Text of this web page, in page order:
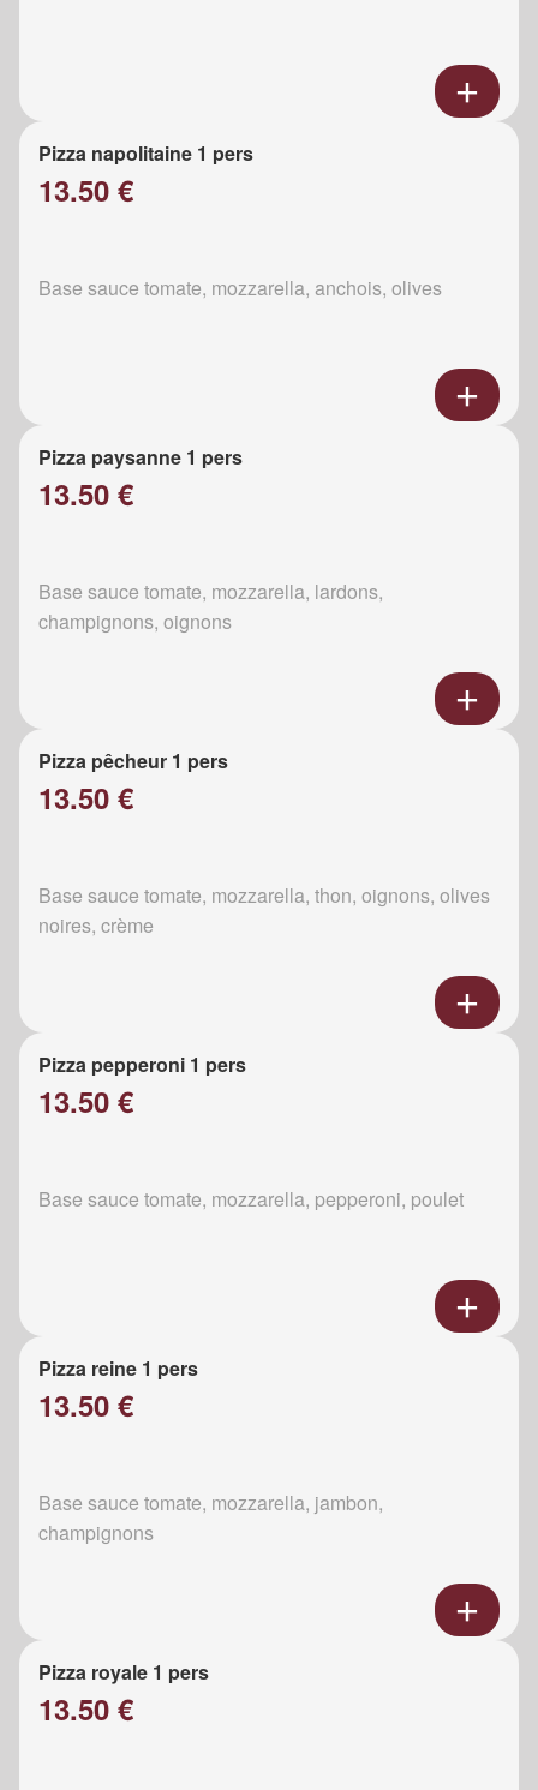
Pizza napolitaine 1 pers
13.50 €
Base sauce tomate, mozzarella, anchois, olives
Pizza paysanne 1 pers
13.50 €
Base sauce tomate, mozzarella, lardons,
champignons, oignons
Pizza pêcheur 1 pers
13.50 €
Base sauce tomate, mozzarella, thon, oignons, olives
noires, crème
Pizza pepperoni 1 pers
13.50 €
Base sauce tomate, mozzarella, pepperoni, poulet
Pizza reine 1 pers
13.50 €
Base sauce tomate, mozzarella, jambon,
champignons
Pizza royale 1 pers
13.50 €